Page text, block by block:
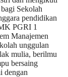
Sekolah
pendidikan
PGRI 1
Manajemen
unggulan
mulia, berilmu
bersaing
dengan